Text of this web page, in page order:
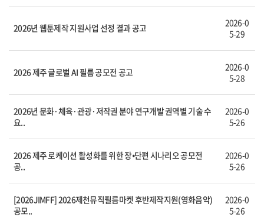
2026년 웹툰제작 지원사업 선정 결과 공고
2026-0
5-29
2026 제주 글로벌 AI 필름 공모전 공고
2026-0
5-28
2026년 문화·체육·관광·저작권 분야 연구개발 권역별 기술 수
요..
2026-0
5-26
2026 제주 로케이션 활성화를 위한 장⦁단편 시나리오 공모전
공..
2026-0
5-26
[2026JIMFF] 2026제천뮤직필름마켓 후반제작지원(영화음악)
공모..
2026-0
5-26